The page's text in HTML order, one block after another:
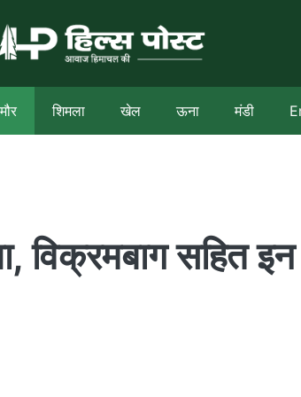
शिमला खेल ऊना मंडी
विक्रमबाग सहित इन